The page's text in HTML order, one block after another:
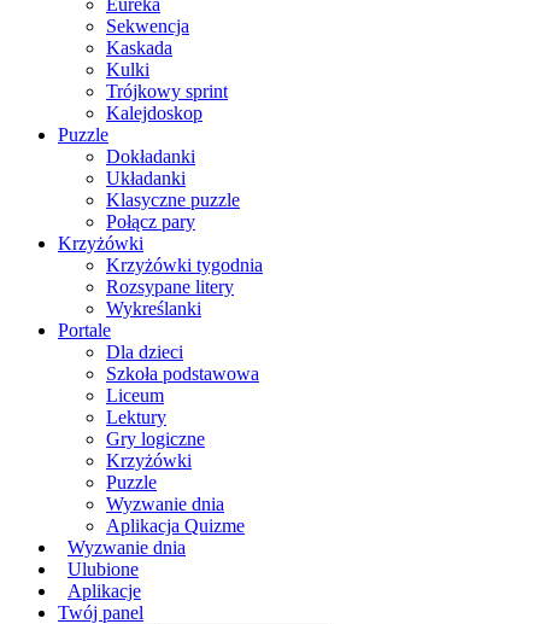
Sekwencja
Kaskada
Kulki
Trójkowy sprint
Kalejdoskop
Puzzle
Dokładanki
Układanki
Klasyczne puzzle
Połącz pary
Krzyżówki
Krzyżówki tygodnia
Rozsypane litery
Wykreślanki
Portale
Dla dzieci
Szkoła podstawowa
Liceum
Lektury
Gry logiczne
Krzyżówki
Puzzle
Wyzwanie dnia
Aplikacja Quizme
Wyzwanie dnia
Ulubione
Aplikacje
Twój panel